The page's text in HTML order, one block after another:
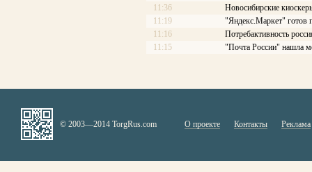
11:36
Новосибирские
11:19
"Яндекс.Маркет" готов
11:16
Потребактивность
11:15
"Почта России" нашла
© 2003—2014 TorgRus.com О проекте Контакты Реклама